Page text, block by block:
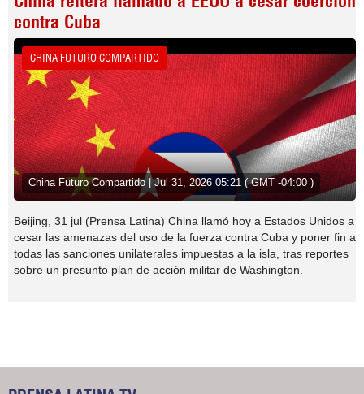
contra Cuba
CHINA FUTURO COMPARTIDO
China Futuro Compartido | Jul 31, 2026 05:21 ( GMT -04:00 )
Beijing, 31 jul (Prensa Latina) China llamó hoy a Estados Unidos a
cesar las amenazas del uso de la fuerza contra Cuba y poner fin a
todas las sanciones unilaterales impuestas a la isla, tras reportes
sobre un presunto plan de acción militar de Washington.